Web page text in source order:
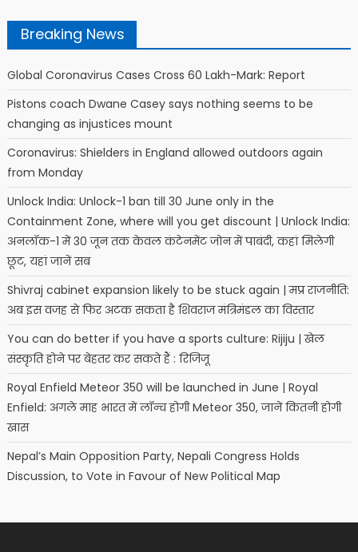
Breaking News
Global Coronavirus Cases Cross 60 Lakh-Mark: Report
Pistons coach Dwane Casey says nothing seems to be
changing as injustices mount
Coronavirus: Shielders in England allowed outdoors again
from Monday
Unlock India: Unlock-1 ban till 30 June only in the
Containment Zone, where will you get discount | Unlock India:
अनलॉक-1 में 30 जून तक केवल कंटेनमेंट जोन में पाबंदी, कहां मिलेगी
छूट, यहां जानें सब
Shivraj cabinet expansion likely to be stuck again | मप्र राजनीति:
अब इस वजह से फिर अटक सकता है शिवराज मंत्रिमंडल का विस्तार
You can do better if you have a sports culture: Rijiju | खेल
संस्कृति होने पर बेहतर कर सकते हैं : रिजिजू
Royal Enfield Meteor 350 will be launched in June | Royal
Enfield: अगले माह भारत में लॉन्च होगी Meteor 350, जानें कितनी होगी
खास
Nepal’s Main Opposition Party, Nepali Congress Holds
Discussion, to Vote in Favour of New Political Map